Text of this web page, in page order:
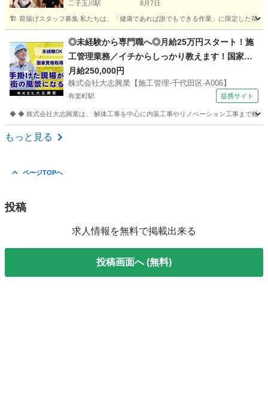
二子玉川駅 8月7日
🏗️ 荷揚げスタッフ募集 私たちは、「健康であれば誰でもできる作業」に限定した荷
二子玉川駅 その他 スタッフ
◎未経験から専門職へ◎月給25万円スタート！施
工管理業務／イチからしっかり教えます！国家資
格取得支援あり！ 株式会社大志興業【施工管理-千
代田区-A006】 建築・造園スタッフ
月給250,000円
株式会社大志興業【施工管理-千代田区-A006】
有楽町駅 提携サイト
◆ ◆ 株式会社大志興業は、 解体工事を中心に内装工事やリノベーション工事まで幅
東京 千代田区
もっと見る
ページTOPへ
投稿
求人情報を無料で掲載出来る
投稿画面へ (無料)